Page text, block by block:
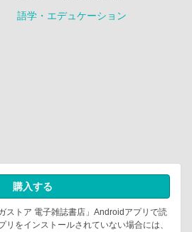
語学・エデュケーション
購入する
ストア 電子雑誌書店」Androidアプリで読
リをインストールされていない場合には、